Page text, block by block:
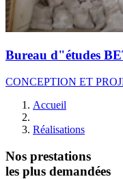
Bureau d"études
CONCEPTION ET
Accueil
Réalisations
Nos prestations
les plus demandées